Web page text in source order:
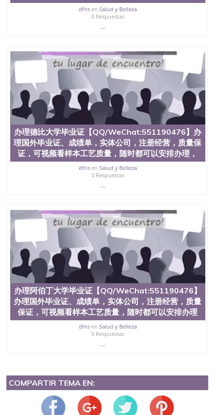
dfnsen Salud y Belleza
0 Respuestas
...
办理德比大学毕业证【QQ/WeChat:551190476】办
理国外毕业证、成绩单，实体公司，注册经营，质量保
证，可视频看样本工艺质量，随时都可以安排办理，
dfnsen Salud y Belleza
0 Respuestas
...
办理阿伯丁大学毕业证【QQ/WeChat:551190476】
办理国外毕业证、成绩单，实体公司，注册经营，质量
保证，可视频看样本工艺质量，随时都可以安排办理
dfnsen Salud y Belleza
0 Respuestas
...
COMPARTIR TEMA EN: